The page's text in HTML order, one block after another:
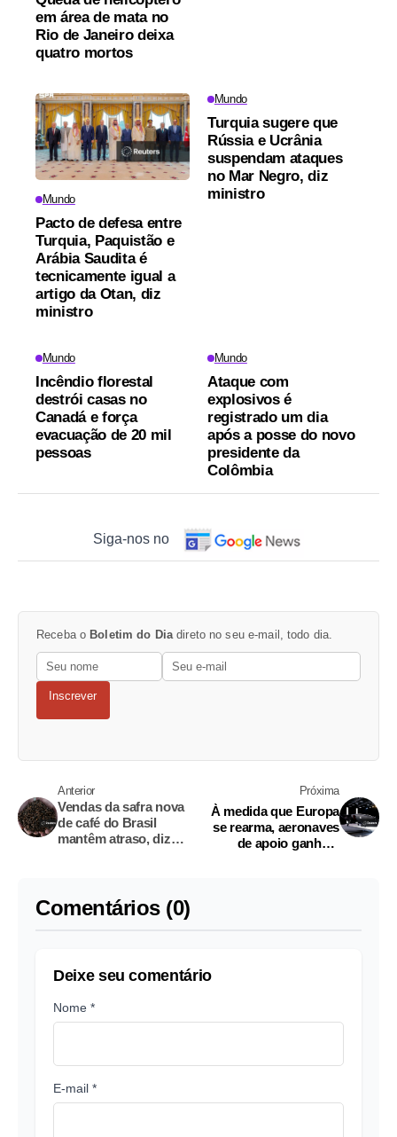
em área de mata no
Rio de Janeiro deixa
quatro mortos
Mundo
Pacto de defesa entre
Turquia, Paquistão e
Arábia Saudita é
tecnicamente igual a
artigo da Otan, diz
ministro
Mundo
Turquia sugere que
Rússia e Ucrânia
suspendam ataques
no Mar Negro, diz
ministro
Mundo
Incêndio florestal
destrói casas no
Canadá e força
evacuação de 20 mil
pessoas
Mundo
Ataque com
explosivos é
registrado um dia
após a posse do novo
presidente da
Colômbia
Siga-nos no
Receba o Boletim do Diadireto no seu e-mail, todo dia.
Inscrever
Anterior
Vendas da safra nova
de café do Brasil
mantêm atraso, diz
Próxima
À medida que Europa
se rearma, aeronaves
de apoio ganham
Comentários (0)
Deixe seu comentário
Nome *
E-mail *